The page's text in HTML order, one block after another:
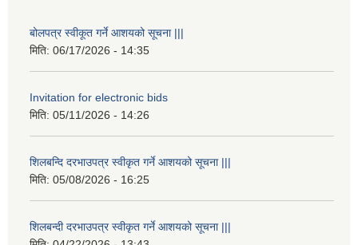
बोलपत्र स्वीकूत गर्ने आशयको सूचना |||
मिति: 06/17/2026 - 14:35
Invitation for electronic bids
मिति: 05/11/2026 - 14:26
शिलबन्दि दरभाउपत्र स्वीकृत गर्ने आशयको सूचना |||
मिति: 05/08/2026 - 16:25
शिलबन्दी दरभाउपत्र स्वीकृत गर्ने आशयको सूचना |||